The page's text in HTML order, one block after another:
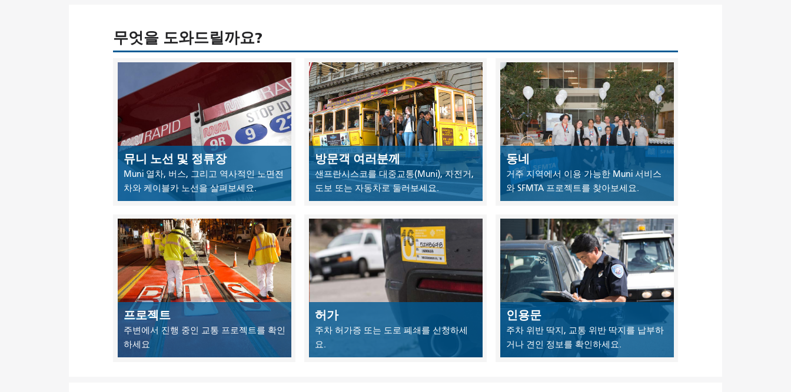
무엇을 도와드릴까요?
뮤니 노선 및 정류장
Muni 열차, 버스, 그리고 역사적인 노면전
차와 케이블카 노선을 살펴보세요.
방문객 여러분께
샌프란시스코를 대중교통(Muni), 자전거,
도보 또는 자동차로 둘러보세요.
동네
거주 지역에서 이용 가능한 Muni 서비스
와 SFMTA 프로젝트를 찾아보세요.
프로젝트
주변에서 진행 중인 교통 프로젝트를 확인
하세요
허가
주차 허가증 또는 도로 폐쇄를 신청하세
요.
인용문
주차 위반 딱지, 교통 위반 딱지를 납부하
거나 견인 정보를 확인하세요.